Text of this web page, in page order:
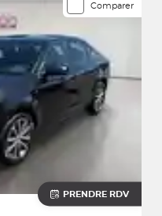
Comparer
PRENDRE RDV